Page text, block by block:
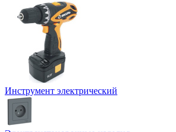
Инструмент электрический